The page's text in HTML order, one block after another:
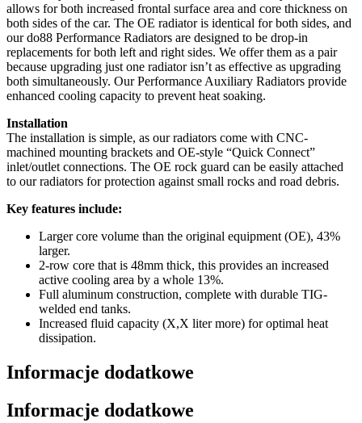
allows for both increased frontal surface area and core thickness on
both sides of the car. The OE radiator is identical for both sides, and
our do88 Performance Radiators are designed to be drop-in
replacements for both left and right sides. We offer them as a pair
because upgrading just one radiator isn’t as effective as upgrading
both simultaneously. Our Performance Auxiliary Radiators provide
enhanced cooling capacity to prevent heat soaking.
Installation
The installation is simple, as our radiators come with CNC-
machined mounting brackets and OE-style “Quick Connect”
inlet/outlet connections. The OE rock guard can be easily attached
to our radiators for protection against small rocks and road debris.
Key features include:
Larger core volume than the original equipment (OE), 43%
larger.
2-row core that is 48mm thick, this provides an increased
active cooling area by a whole 13%.
Full aluminum construction, complete with durable TIG-
welded end tanks.
Increased fluid capacity (X,X liter more) for optimal heat
dissipation.
Informacje dodatkowe
Informacje dodatkowe